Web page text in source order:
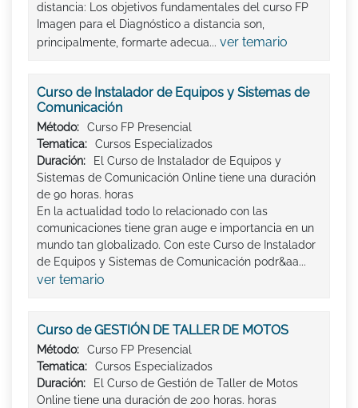
distancia: Los objetivos fundamentales del curso FP
Imagen para el Diagnóstico a distancia son,
principalmente, formarte adecua... ver temario
Curso de Instalador de Equipos y Sistemas de
Comunicación
Método:
Curso FP Presencial
Tematica:
Cursos Especializados
Duración:
El Curso de Instalador de Equipos y
Sistemas de Comunicación Online tiene una duración
de 90 horas. horas
En la actualidad todo lo relacionado con las
comunicaciones tiene gran auge e importancia en un
mundo tan globalizado. Con este Curso de Instalador
de Equipos y Sistemas de Comunicación podr&aa...
ver temario
Curso de GESTIÓN DE TALLER DE MOTOS
Método:
Curso FP Presencial
Tematica:
Cursos Especializados
Duración:
El Curso de Gestión de Taller de Motos
Online tiene una duración de 200 horas. horas